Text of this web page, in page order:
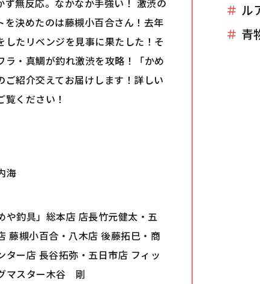
を決めたのは藤槻小百合さん！去年
したリベンジを見事に果たした！そ
ラ・真鯛が釣れ激渋を攻略！「かめ
ご紹介交えてお届けします！詳しい
ください！
海
や釣具」総本店 店長竹元健太・五
藤槻小百合・八木店 後藤拓巳・商
ター店 長谷拓弥・五日市店 フィッ
マスター木谷 剛
＃ ル
＃ 青